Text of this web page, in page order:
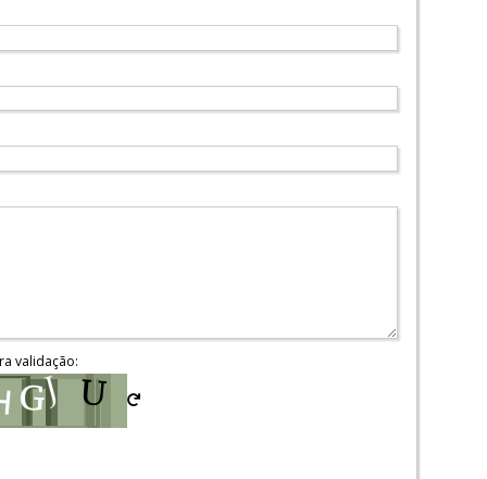
validação: